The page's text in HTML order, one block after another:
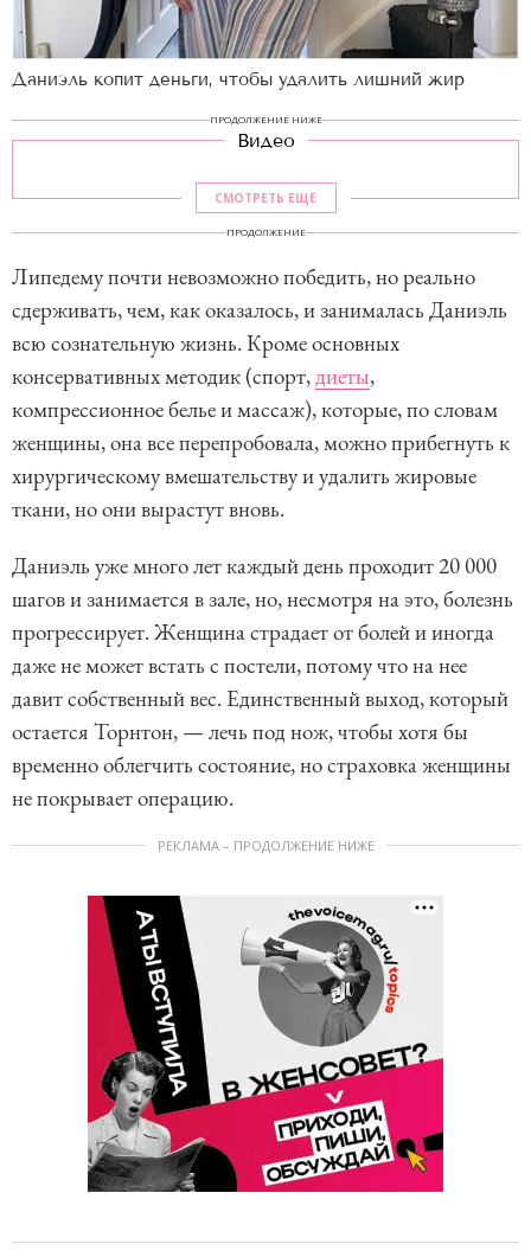
Даниэль копит деньги, чтобы удалить лишний жир
ПРОДОЛЖЕНИЕ НИЖЕ
Видео
СМОТРЕТЬ ЕЩЕ
ПРОДОЛЖЕНИЕ
Липедему почти невозможно победить, но реально
сдерживать, чем, как оказалось, и занималась Даниэль
всю сознательную жизнь. Кроме основных
консервативных методик (спорт,диеты,
компрессионное белье и массаж), которые, по словам
женщины, она все перепробовала, можно прибегнуть к
хирургическому вмешательству и удалить жировые
ткани, но они вырастут вновь.
Даниэль уже много лет каждый день проходит 20 000
шагов и занимается в зале, но, несмотря на это, болезнь
прогрессирует. Женщина страдает от болей и иногда
даже не может встать с постели, потому что на нее
давит собственный вес. Единственный выход, который
остается Торнтон, — лечь под нож, чтобы хотя бы
временно облегчить состояние, но страховка женщины
не покрывает операцию.
РЕКЛАМА – ПРОДОЛЖЕНИЕ НИЖЕ